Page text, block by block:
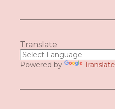
Translate
Powered by Translate